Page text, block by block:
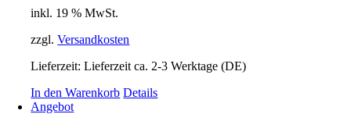
inkl. 19 % MwSt.
zzgl.Versandkosten
Lieferzeit:Lieferzeit ca. 2-3 Werktage (DE)
In den Warenkorb Details
Angebot